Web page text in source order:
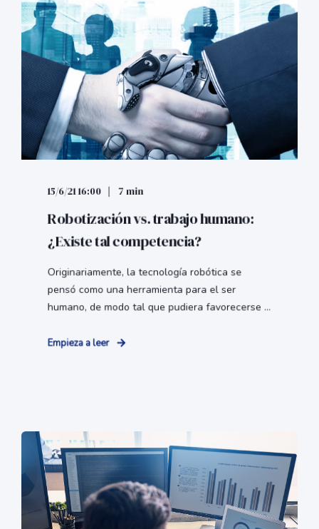
15/6/21 16:00 7 min
Robotización vs. trabajo humano:
¿Existe tal competencia?
Originariamente, la tecnología robótica se
pensó como una herramienta para el ser
humano, de modo tal que pudiera favorecerse ...
Empieza a leer